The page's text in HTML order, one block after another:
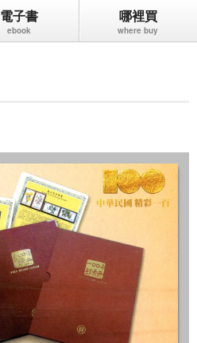
電子書 哪裡買